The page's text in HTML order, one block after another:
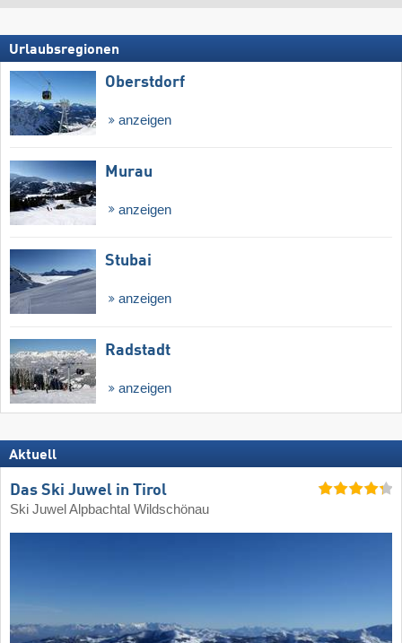
Urlaubsregionen
Oberstdorf
anzeigen
Murau
anzeigen
Stubai
anzeigen
Radstadt
anzeigen
Aktuell
Das Ski Juwel in Tirol
Ski Juwel Alpbachtal Wildschönau